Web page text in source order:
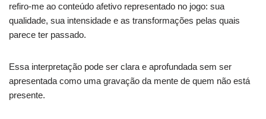
refiro-me ao conteúdo afetivo representado no jogo: sua
qualidade, sua intensidade e as transformações pelas quais
parece ter passado.
Essa interpretação pode ser clara e aprofundada sem ser
apresentada como uma gravação da mente de quem não está
presente.